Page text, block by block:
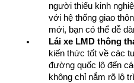
người thiếu kinh
với hệ thống giao
mới, bạn có thể dễ
Lái xe LMD thông
kiến thức tốt về các
đường quốc lộ đến
không chỉ nắm rõ lộ